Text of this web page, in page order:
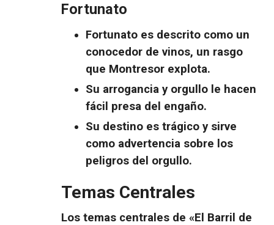
Fortunato
Fortunato es descrito como un
conocedor de vinos, un rasgo
que Montresor explota.
Su arrogancia y orgullo le hacen
fácil presa del engaño.
Su destino es trágico y sirve
como advertencia sobre los
peligros del orgullo.
Temas Centrales
Los temas centrales de «El Barril de